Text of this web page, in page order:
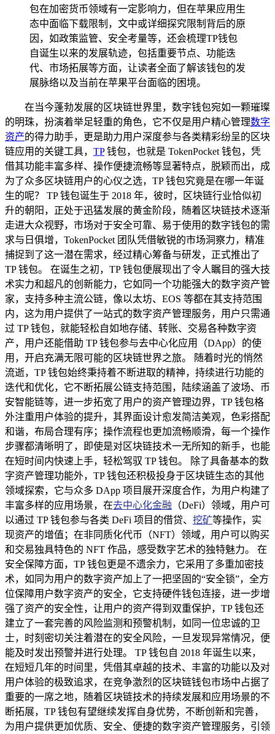
包在加密货币领域有一定影响力，但在苹果应用生
态中面临下载限制，文中或详细探究限制背后的原
因，如政策监管、安全考量等，还会梳理TP钱包
自诞生以来的发展轨迹，包括重要节点、功能迭
代、市场拓展等方面，让读者全面了解该钱包的发
展脉络以及当前在苹果平台面临的困境。
在当今蓬勃发展的区块链世界里，数字钱包宛如一颗璀璨
的明珠，扮演着举足轻重的角色，它不仅是用户精心管理数字
资产的得力助手，更是助力用户深度参与各类精彩纷呈的区块
链应用的关键工具， TP钱包，也就是 TokenPocket 钱包，凭
借其功能丰富多样、操作便捷流畅等显著特点，脱颖而出，成
为了众多区块链用户的心仪之选，TP 钱包究竟是在哪一年诞
生的呢？ TP 钱包诞生于 2018 年，彼时，区块链行业恰似初
升的朝阳，正处于迅猛发展的黄金阶段，随着区块链技术逐渐
走进大众视野，市场对于安全可靠、易于使用的数字钱包的需
求与日俱增，TokenPocket 团队凭借敏锐的市场洞察力，精准
捕捉到了这一潜在需求，经过精心筹备与研发，正式推出了
TP 钱包。 在诞生之初，TP 钱包便展现出了令人瞩目的强大技
术实力和超凡的创新能力，它如同一个功能强大的数字资产管
家，支持多种主流公链，像以太坊、EOS 等都在其支持范围
内，这为用户提供了一站式的数字资产管理服务，用户只需通
过 TP 钱包，就能轻松自如地存储、转账、交易各种数字资
产，用户还能借助 TP 钱包参与去中心化应用（DApp）的使
用，开启充满无限可能的区块链世界之旅。 随着时光的悄然
流逝，TP 钱包始终秉持着不断进取的精神，持续进行功能的
迭代和优化，它不断拓展公链支持范围，陆续涵盖了波场、币
安智能链等，进一步拓宽了用户的资产管理边界，TP 钱包格
外注重用户体验的提升，其界面设计愈发简洁美观，色彩搭配
和谐，布局合理有序；操作流程也更加流畅顺滑，每一个操作
步骤都清晰明了，即使是对区块链技术一无所知的新手，也能
在短时间内快速上手，轻松驾驭 TP 钱包。 除了具备基本的数
字资产管理功能外，TP 钱包还积极投身于区块链生态的其他
领域探索，它与众多 DApp 项目展开深度合作，为用户构建了
丰富多样的应用场景，在去中心化金融 （DeFi）领域，用户可
以通过 TP 钱包参与各类 DeFi 项目的借贷、 挖矿等操作，实
现资产的增值；在非同质化代币（NFT）领域，用户可以购买
和交易独具特色的 NFT 作品，感受数字艺术的独特魅力。 在
安全保障方面，TP 钱包更是不遗余力，它采用了多重加密技
术，如同为用户的数字资产加上了一把坚固的“安全锁”，全方
位保障用户数字资产的安全，它支持硬件钱包连接，进一步增
强了资产的安全性，让用户的资产得到双重保护，TP 钱包还
建立了一套完善的风险监测和预警机制，如同一位忠诚的卫
士，时刻密切关注着潜在的安全风险，一旦发现异常情况，便
能及时发出预警并进行处理。 TP 钱包自 2018 年诞生以来，
在短短几年的时间里，凭借其卓越的技术、丰富的功能以及对
用户体验的极致追求，在竞争激烈的区块链钱包市场中占据了
重要的一席之地，随着区块链技术的持续发展和应用场景的不
断拓展，TP 钱包有望继续发挥自身优势，不断创新和完善，
为用户提供更加优质、安全、便捷的数字资产管理服务，引领